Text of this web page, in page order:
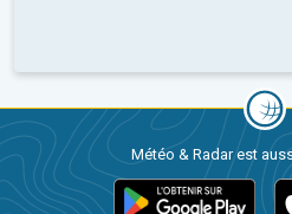
Météo & Radar est